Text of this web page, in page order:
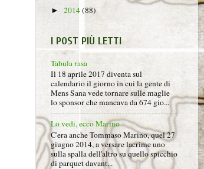
► 2014(88)
I POST PIÙ LETTI
Tabula rasa
Il 18 aprile 2017 diventa sul
calendario il giorno in cui la gente di
Mens Sana vede tornare sulle maglie
lo sponsor che mancava da 674 gio...
Lo vedi, ecco Marino
C'era anche Tommaso Marino, quel 27
giugno 2014, a versare lacrime uno
sulla spalla dell'altro su quello spicchio
di parquet davant...